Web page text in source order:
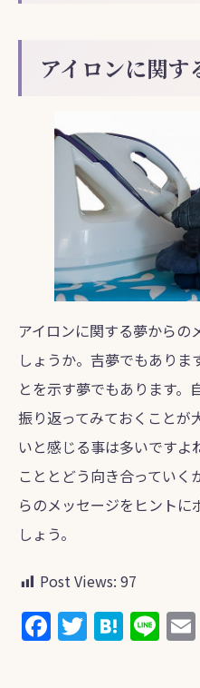
アイロンに関す
アイロンに関する夢からの
しょうか。吉夢でもあり
とを示す夢でもあります
振り返ってみておくことが
いと感じる事は多いです
こととどう向き合ってい
らのメッセージをヒントに
しょう。
Post Views: 97
F
a
T
w
H
at
Li
n